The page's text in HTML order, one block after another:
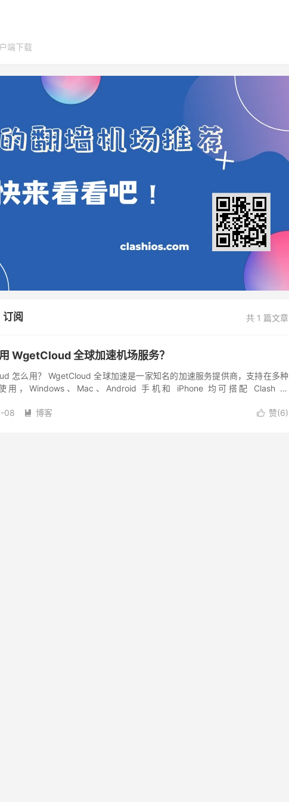
端下载
共 1 篇文章
阅
WgetCloud 全球加速机场服务？
怎么用？ WgetCloud 全球加速是一家知名的加速服务提供商，支持在多种
用，Windows、Mac、Android 手机和 iPhone 均可搭配 Clash 或
 赞(6)
08  博客